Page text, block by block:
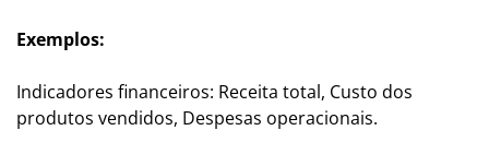
Exemplos:
Indicadores financeiros: Receita total, Custo dos
produtos vendidos, Despesas operacionais.